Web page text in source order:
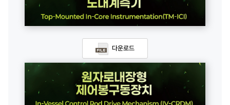
다운로드